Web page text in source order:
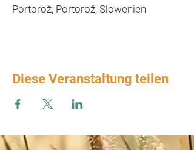
Portorož, Portorož, Slowenien
Diese Veranstaltung teilen